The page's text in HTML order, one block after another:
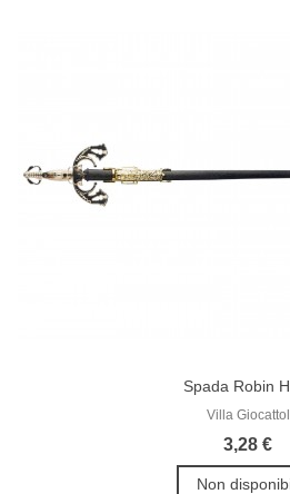
Spada Robin
Villa
3,28 €
Non